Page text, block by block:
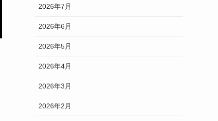
2026年7月
2026年6月
2026年5月
2026年4月
2026年3月
2026年2月